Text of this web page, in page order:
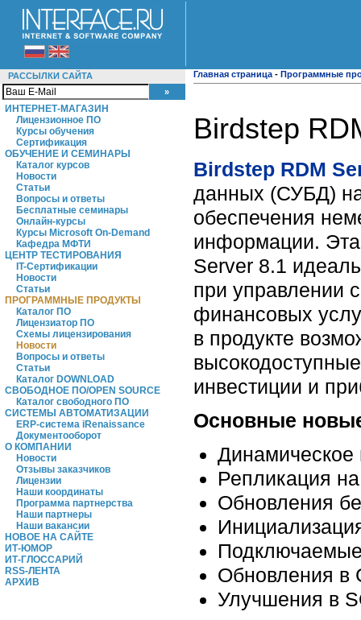
РАССЫЛКИ САЙТА
ИНТЕРНЕТ-МАГАЗИН
Лицензионное ПО
Курсы обучения
Сертификация
ОБУЧЕНИЕ И СЕМИНАРЫ
Каталог курсов
Новости
Статьи
Вопросы и ответы
Бесплатные семинары
Онлайн-курсы
Курсы Microsoft On-Demand
Кафедра МФТИ
ЦЕНТР ТЕСТИРОВАНИЯ
IT-Сертификации
Новости
Статьи
ПРОГРАММНЫЕ ПРОДУКТЫ
Каталог ПО
Лицензиатор ПО
Схемы лицензирования
Новости
Вопросы и ответы
Статьи
Каталог DOWNLOAD
СВОБОДНОЕ ПО/OPEN SOURCE
Каталог свободного ПО
СИСТЕМЫ АВТОМАТИЗАЦИИ
ERP-система iRenaissance
Документооборот
О КОМПАНИИ
Новости
Отзывы заказчиков
Лицензии
Наши координаты
Программа партнерства
Наши партнеры
Наши вакансии
НОВОЕ НА САЙТЕ
ИТ-ЮМОР
ИТ-ГЛОССАРИЙ
RSS-ЛЕНТА
АРХИВ
Главная страница - Программные
Birdstep
Birdstep RDM
данных (СУБД) на
обеспечения
информации.
Server 8.1
при управлении
финансовых
в продукте
инвестиции и
Основные
Динамическое
Репликация
Обновления
Обновления в
Улучшения в